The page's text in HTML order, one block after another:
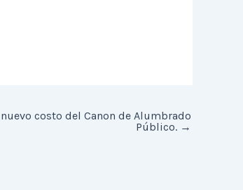
costo del Canon de Alumbrado
Público. →